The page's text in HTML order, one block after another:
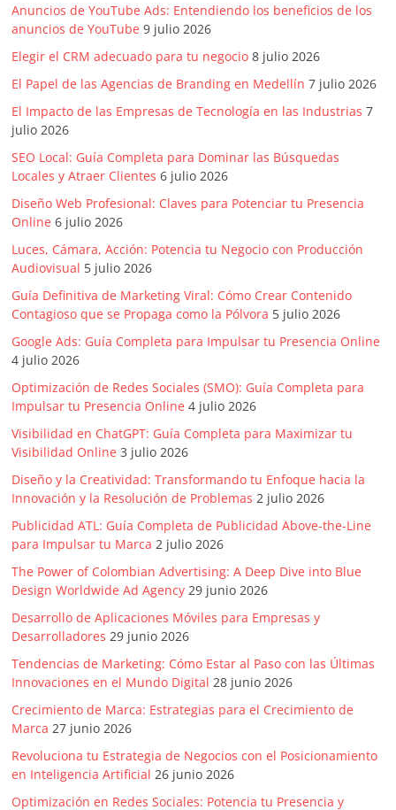
Anuncios de YouTube Ads: Entendiendo los beneficios de los
anuncios de YouTube 9 julio 2026
Elegir el CRM adecuado para tu negocio 8 julio 2026
El Papel de las Agencias de Branding en Medellín 7 julio 2026
El Impacto de las Empresas de Tecnología en las Industrias 7
julio 2026
SEO Local: Guía Completa para Dominar las Búsquedas
Locales y Atraer Clientes 6 julio 2026
Diseño Web Profesional: Claves para Potenciar tu Presencia
Online 6 julio 2026
Luces, Cámara, Acción: Potencia tu Negocio con Producción
Audiovisual 5 julio 2026
Guía Definitiva de Marketing Viral: Cómo Crear Contenido
Contagioso que se Propaga como la Pólvora 5 julio 2026
Google Ads: Guía Completa para Impulsar tu Presencia Online
4 julio 2026
Optimización de Redes Sociales (SMO): Guía Completa para
Impulsar tu Presencia Online 4 julio 2026
Visibilidad en ChatGPT: Guía Completa para Maximizar tu
Visibilidad Online 3 julio 2026
Diseño y la Creatividad: Transformando tu Enfoque hacia la
Innovación y la Resolución de Problemas 2 julio 2026
Publicidad ATL: Guía Completa de Publicidad Above-the-Line
para Impulsar tu Marca 2 julio 2026
The Power of Colombian Advertising: A Deep Dive into Blue
Design Worldwide Ad Agency 29 junio 2026
Desarrollo de Aplicaciones Móviles para Empresas y
Desarrolladores 29 junio 2026
Tendencias de Marketing: Cómo Estar al Paso con las Últimas
Innovaciones en el Mundo Digital 28 junio 2026
Crecimiento de Marca: Estrategias para el Crecimiento de
Marca 27 junio 2026
Revoluciona tu Estrategia de Negocios con el Posicionamiento
en Inteligencia Artificial 26 junio 2026
Optimización en Redes Sociales: Potencia tu Presencia y